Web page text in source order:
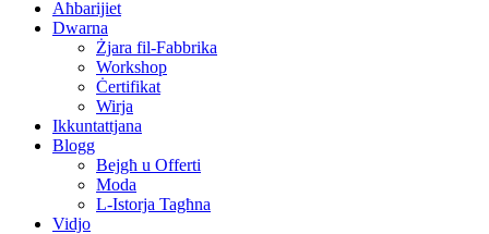
Aħbarijiet
Dwarna
Żjara fil-Fabbrika
Workshop
Ċertifikat
Wirja
Ikkuntattjana
Blogg
Bejgħ u Offerti
Moda
L-Istorja Tagħna
Vidjo